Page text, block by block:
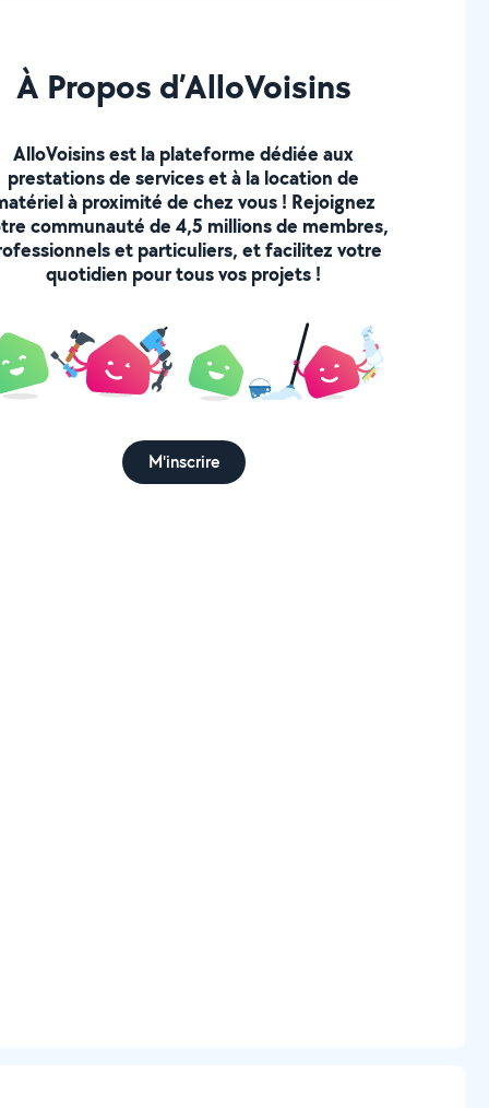
À Propos d’AlloVoisins
AlloVoisins est la plateforme dédiée aux
prestations de services et à la location de
à proximité de chez vous ! Rejoignez
communauté de 4,5 millions de membres,
et particuliers, et facilitez votre
quotidien pour tous vos projets !
M'inscrire